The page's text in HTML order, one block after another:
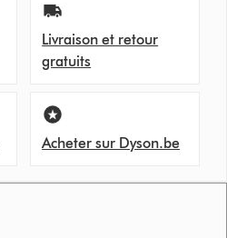
Livraison et retour
gratuits
Acheter sur Dyson.be